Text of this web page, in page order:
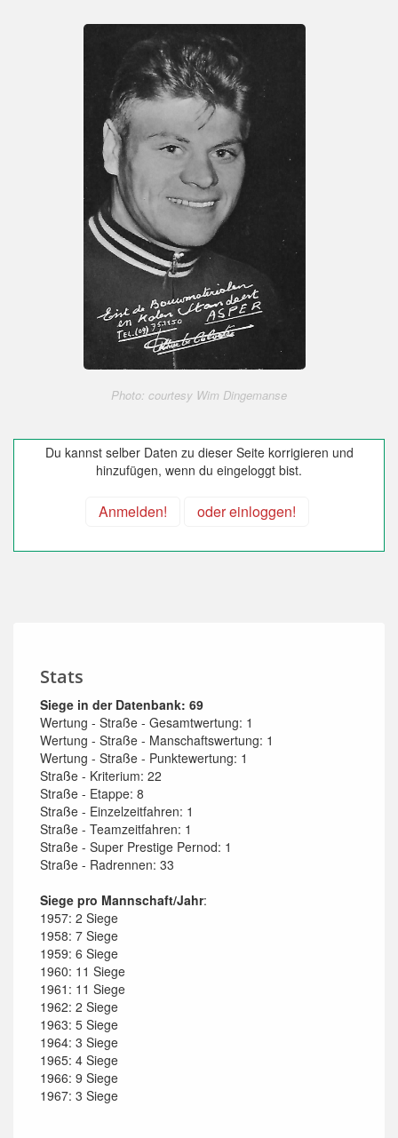
Photo: courtesy Wim Dingemanse
Du kannst selber Daten zu dieser Seite korrigieren und
hinzufügen, wenn du eingeloggt bist.
Anmelden! oder einloggen!
Stats
Siege in der Datenbank: 69
Wertung - Straße - Gesamtwertung: 1
Wertung - Straße - Manschaftswertung: 1
Wertung - Straße - Punktewertung: 1
Straße - Kriterium: 22
Straße - Etappe: 8
Straße - Einzelzeitfahren: 1
Straße - Teamzeitfahren: 1
Straße - Super Prestige Pernod: 1
Straße - Radrennen: 33
Siege pro Mannschaft/Jahr:
1957: 2 Siege
1958: 7 Siege
1959: 6 Siege
1960: 11 Siege
1961: 11 Siege
1962: 2 Siege
1963: 5 Siege
1964: 3 Siege
1965: 4 Siege
1966: 9 Siege
1967: 3 Siege